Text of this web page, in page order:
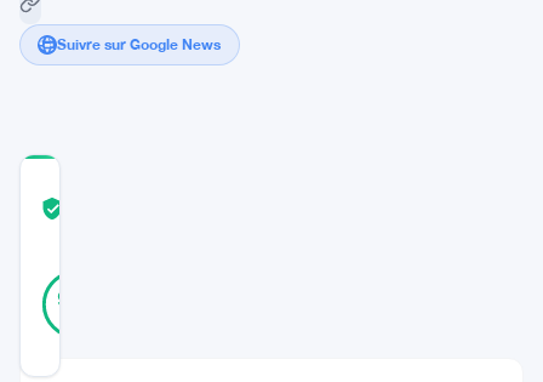
Suivre sur Google News
96